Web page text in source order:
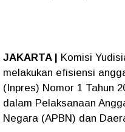
JAKARTA |
Komisi
melakukan efisiensi
(Inpres) Nomor 1 Tahun
dalam Pelaksanaan
Negara (APBN) dan